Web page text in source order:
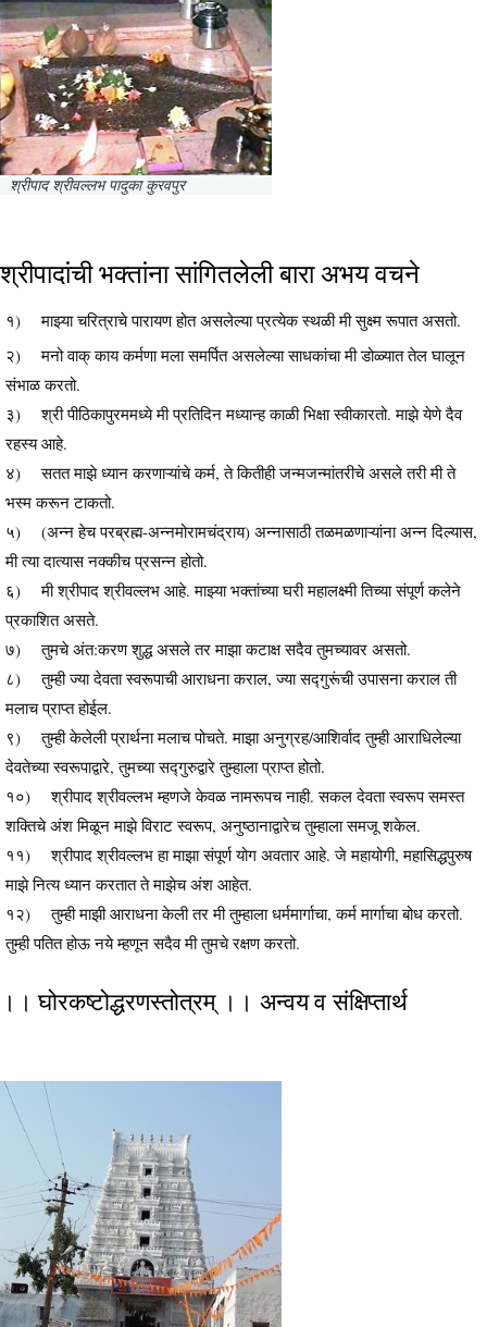
श्रीपाद श्रीवल्लभ पादुका कुरवपुर
श्रीपादांची भक्तांना सांगितलेली बारा अभय वचने
१) माझ्या चरित्राचे पारायण होत असलेल्या प्रत्येक स्थळी मी सुक्ष्म रूपात असतो.
२) मनो वाक् काय कर्मणा मला समर्पित असलेल्या साधकांचा मी डोळ्यात तेल घालून
संभाळ करतो.
३) श्री पीठिकापुरममध्ये मी प्रतिदिन मध्यान्ह काळी भिक्षा स्वीकारतो. माझे येणे दैव
रहस्य आहे.
४) सतत माझे ध्यान करणाऱ्यांचे कर्म, ते कितीही जन्मजन्मांतरीचे असले तरी मी ते
भस्म करून टाकतो.
५) (अन्न हेच परब्रह्म-अन्नमोरामचंद्राय) अन्नासाठी तळमळणाऱ्यांना अन्न दिल्यास,
मी त्या दात्यास नक्कीच प्रसन्न होतो.
६) मी श्रीपाद श्रीवल्लभ आहे. माझ्या भक्तांच्या घरी महालक्ष्मी तिच्या संपूर्ण कलेने
प्रकाशित असते.
७) तुमचे अंत:करण शुद्ध असले तर माझा कटाक्ष सदैव तुमच्यावर असतो.
८) तुम्ही ज्या देवता स्वरूपाची आराधना कराल, ज्या सद्गुरूंची उपासना कराल ती
मलाच प्राप्त होईल.
९) तुम्ही केलेली प्रार्थना मलाच पोचते. माझा अनुग्रह/आशिर्वाद तुम्ही आराधिलेल्या
देवतेच्या स्वरूपाद्वारे, तुमच्या सद्गुरुद्वारे तुम्हाला प्राप्त होतो.
१०) श्रीपाद श्रीवल्लभ म्हणजे केवळ नामरूपच नाही. सकल देवता स्वरूप समस्त
शक्तिचे अंश मिळून माझे विराट स्वरूप, अनुष्ठानाद्वारेच तुम्हाला समजू शकेल.
११) श्रीपाद श्रीवल्लभ हा माझा संपूर्ण योग अवतार आहे. जे महायोगी, महासिद्धपुरुष
माझे नित्य ध्यान करतात ते माझेच अंश आहेत.
१२) तुम्ही माझी आराधना केली तर मी तुम्हाला धर्ममार्गाचा, कर्म मार्गाचा बोध करतो.
तुम्ही पतित होऊ नये म्हणून सदैव मी तुमचे रक्षण करतो.
।। घोरकष्टोद्धरणस्तोत्रम् ।। अन्वय व संक्षिप्तार्थ